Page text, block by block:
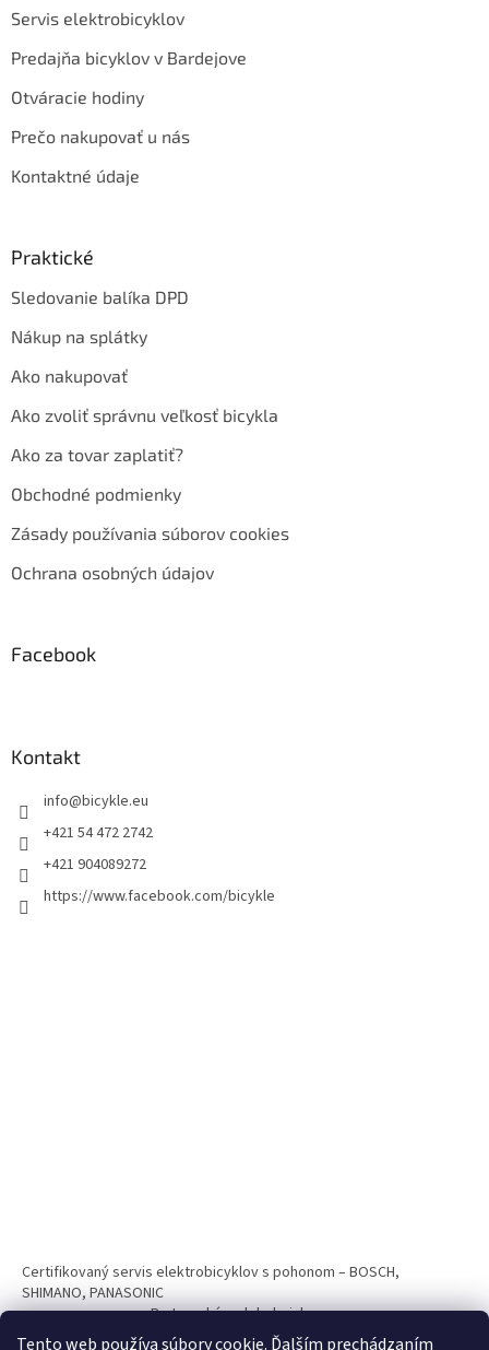
Tento web používa súbory cookie. Ďalším prechádzaním
Servis elektrobicyklov
Predajňa bicyklov v Bardejove
Otváracie hodiny
Prečo nakupovať u nás
Kontaktné údaje
Praktické
Sledovanie balíka DPD
Nákup na splátky
Ako nakupovať
Ako zvoliť správnu veľkosť bicykla
Ako za tovar zaplatiť?
Obchodné podmienky
Zásady používania súborov cookies
Ochrana osobných údajov
Facebook
Kontakt
info@bicykle.eu
+421 54 472 2742
+421 904089272
https://www.facebook.com/bicykle
Certifikovaný servis elektrobicyklov s pohonom – BOSCH,
SHIMANO, PANASONIC
Partnerský web hokejshop.eu